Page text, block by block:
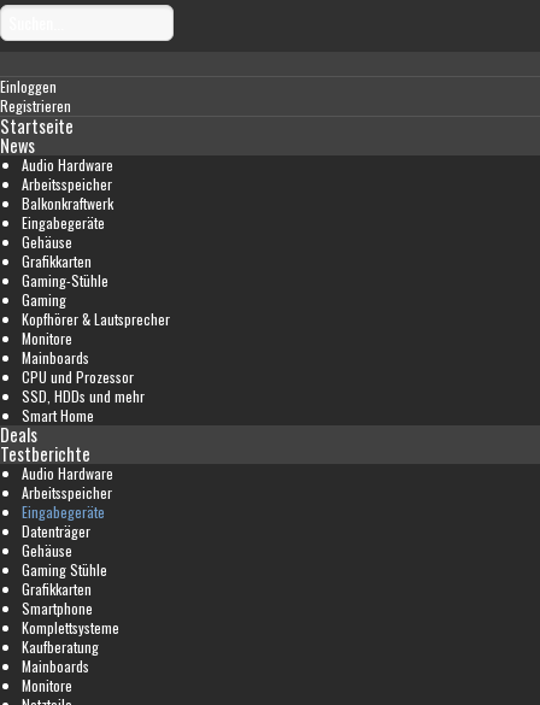
Einloggen
Registrieren
Startseite
News
Audio Hardware
Arbeitsspeicher
Balkonkraftwerk
Eingabegeräte
Gehäuse
Grafikkarten
Gaming-Stühle
Gaming
Kopfhörer & Lautsprecher
Monitore
Mainboards
CPU und Prozessor
SSD, HDDs und mehr
Smart Home
Deals
Testberichte
Audio Hardware
Arbeitsspeicher
Eingabegeräte
Datenträger
Gehäuse
Gaming Stühle
Grafikkarten
Smartphone
Komplettsysteme
Kaufberatung
Mainboards
Monitore